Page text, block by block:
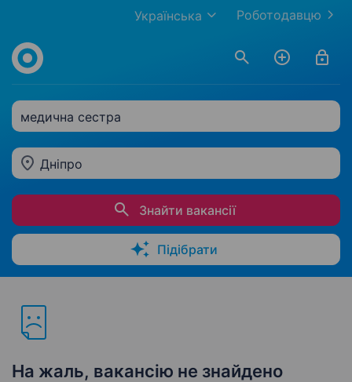
Роботодавцю
Українська
медична сестра
Дніпро
Знайти вакансії
Підібрати
На жаль, вакансію не знайдено